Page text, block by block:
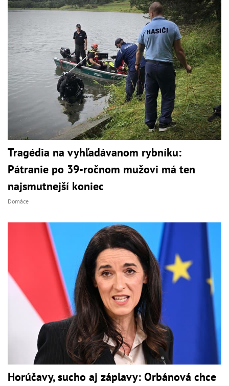
Tragédia na vyhľadávanom rybníku:
Pátranie po 39-ročnom mužovi má ten
najsmutnejší koniec
Domáce
Horúčavy, sucho aj záplavy: Orbánová chce